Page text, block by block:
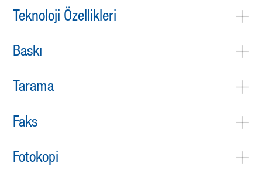
Teknoloji Özellikleri
Baskı
Tarama
Faks
Fotokopi